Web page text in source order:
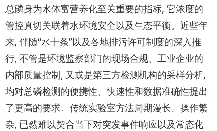
总磷身为水体富营养化至关重要的指标, 它浓度的
管控真切关联着水环境安全以及生态平衡。近些年
来, 伴随“水十条”以及各地排污许可制度的深入推
行, 不管是环境监察部门的现场合规、工业企业的
内部质量控制, 又或是第三方检测机构的采样分析,
均对总磷检测的便携性、快速性和数据准确性提出
了更高的要求。传统实验室方法周期漫长、操作繁
杂, 已然难以契合当下对突发事件响应以及常态化